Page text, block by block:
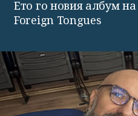
Ето го новия албум
Foreign Tongues